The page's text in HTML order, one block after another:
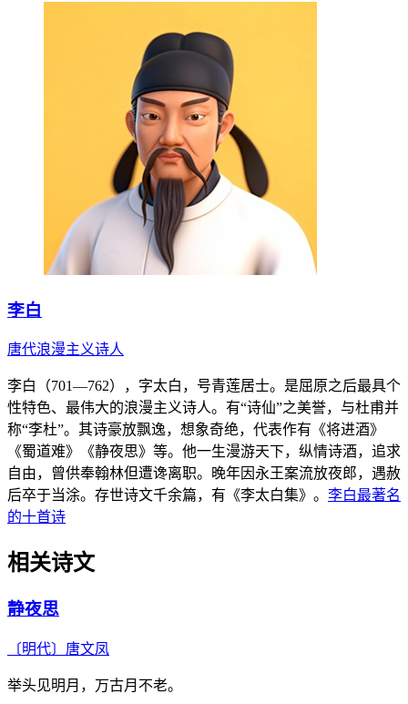
李白
唐代浪漫主义诗人
李白（701—762），字太白，号青莲居士。是屈原之后最具个
性特色、最伟大的浪漫主义诗人。有“诗仙”之美誉，与杜甫并
称“李杜”。其诗豪放飘逸，想象奇绝，代表作有《将进酒》
《蜀道难》《静夜思》等。他一生漫游天下，纵情诗酒，追求
自由，曾供奉翰林但遭谗离职。晚年因永王案流放夜郎，遇赦
后卒于当涂。存世诗文千余篇，有《李太白集》。 李白最著名
的十首诗
相关诗文
静夜思
〔明代〕 唐文凤
举头见明月，万古月不老。